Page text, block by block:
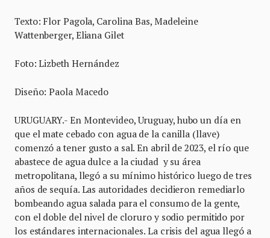
Texto: Flor Pagola, Carolina Bas, Madeleine
Wattenberger, Eliana Gilet
Foto: Lizbeth Hernández
Diseño: Paola Macedo
URUGUARY.- En Montevideo, Uruguay, hubo un día en
que el mate cebado con agua de la canilla (llave)
comenzó a tener gusto a sal. En abril de 2023, el río que
abastece de agua dulce a la ciudad y su área
metropolitana, llegó a su mínimo histórico luego de tres
años de sequía. Las autoridades decidieron remediarlo
bombeando agua salada para el consumo de la gente,
con el doble del nivel de cloruro y sodio permitido por
los estándares internacionales. La crisis del agua llegó a